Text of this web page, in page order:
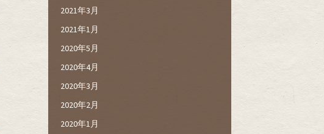
2021年3月
2021年1月
2020年5月
2020年4月
2020年3月
2020年2月
2020年1月